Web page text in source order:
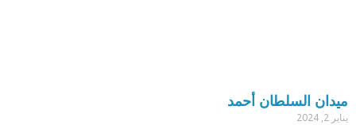
ميدان السلطان أحمد
يناير 2, 2024